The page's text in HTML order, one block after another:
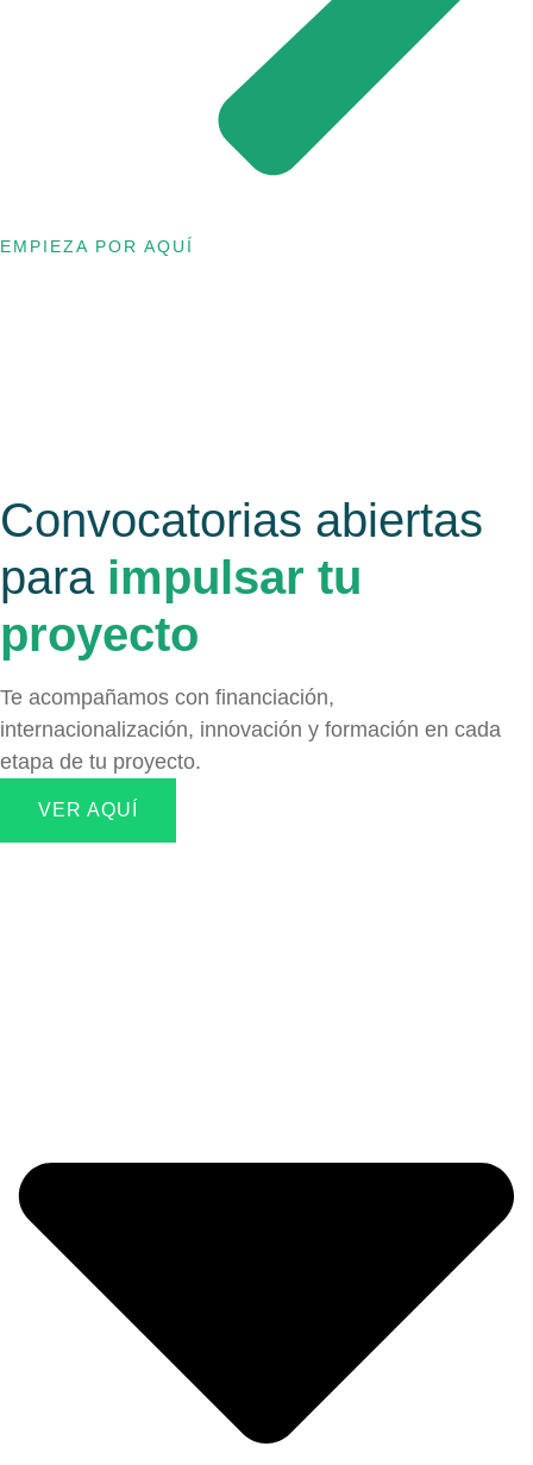
EMPIEZA POR AQUÍ
Convocatorias abiertas
para impulsar tu
proyecto
Te acompañamos con financiación,
internacionalización, innovación y formación en cada
etapa de tu proyecto.
VER AQUÍ